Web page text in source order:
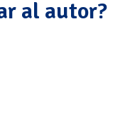
al autor?